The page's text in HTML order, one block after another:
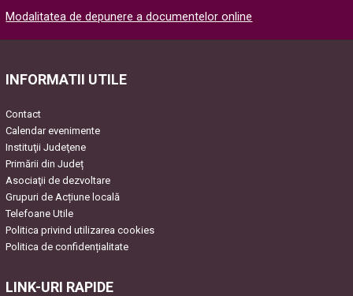
Please leave this field empty.
Modalitatea de depunere a documentelor online
INFORMATII UTILE
Contact
Calendar evenimente
Instituţii Judeţene
Primării din Județ
Asociaţii de dezvoltare
Grupuri de Acțiune locală
Telefoane Utile
Politica privind utilizarea cookies
Politica de confidențialitate
LINK-URI RAPIDE